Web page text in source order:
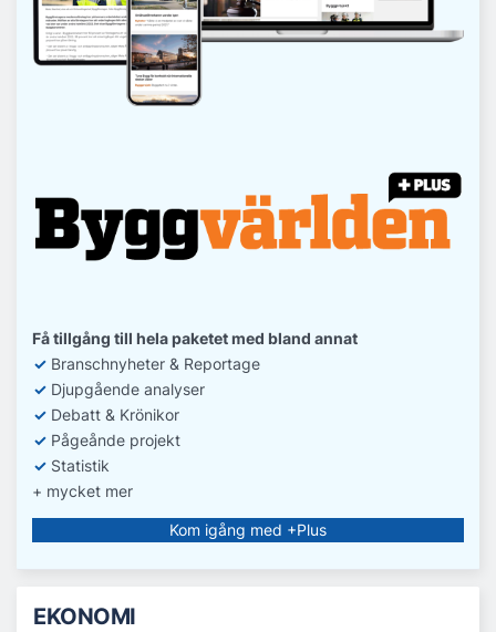
Få tillgång till hela paketet med bland annat
✓ Branschnyheter & Reportage
✓ Djupgående analyser
✓ Debatt & Krönikor
✓ Pågeånde projekt
✓ Statistik
+ mycket mer
Kom igång med +Plus
EKONOMI